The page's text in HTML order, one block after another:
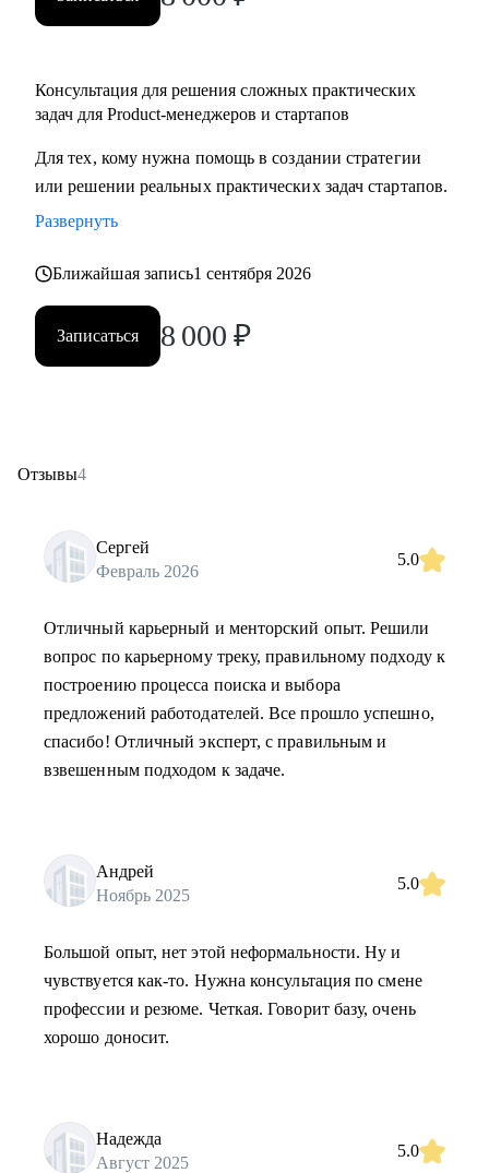
Консультация для решения сложных практических
задач для Product-менеджеров и стартапов
Для тех, кому нужна помощь в создании стратегии
или решении реальных практических задач стартапов.
Развернуть
Ближайшая запись1 сентября 2026
Записаться 8 000 ₽
Отзывы4
Сергей
Февраль 2026
5.0
Отличный карьерный и менторский опыт. Решили
вопрос по карьерному треку, правильному подходу к
построению процесса поиска и выбора
предложений работодателей. Все прошло успешно,
спасибо! Отличный эксперт, с правильным и
взвешенным подходом к задаче.
Андрей
Ноябрь 2025
5.0
Большой опыт, нет этой неформальности. Ну и
чувствуется как-то. Нужна консультация по смене
профессии и резюме. Четкая. Говорит базу, очень
хорошо доносит.
Надежда
Август 2025
5.0